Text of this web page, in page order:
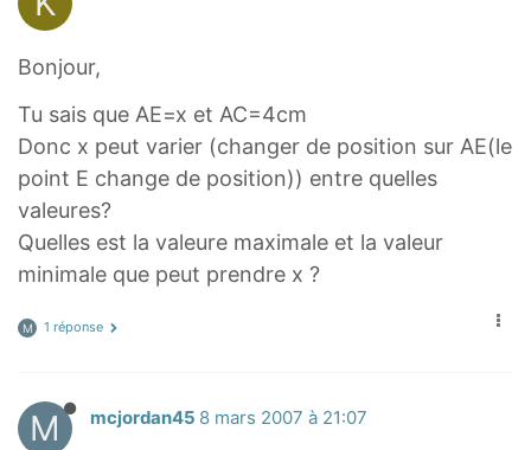
Bonjour,
Tu sais que AE=x et AC=4cm
Donc x peut varier (changer de position sur AE(le
point E change de position)) entre quelles
valeures?
Quelles est la valeure maximale et la valeur
minimale que peut prendre x ?
M 1 réponse
M mcjordan45 8 mars 2007 à 21:07